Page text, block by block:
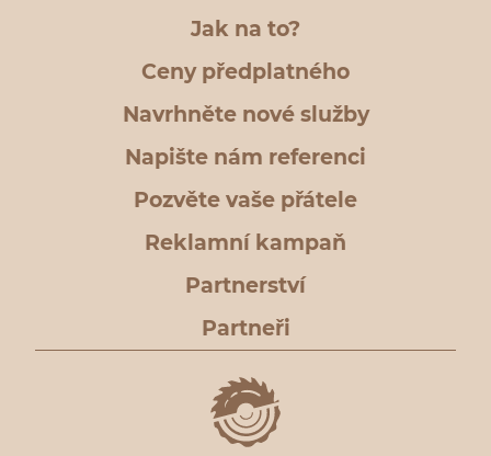
Jak na to?
Ceny předplatného
Navrhněte nové služby
Napište nám referenci
Pozvěte vaše přátele
Reklamní kampaň
Partnerství
Partneři